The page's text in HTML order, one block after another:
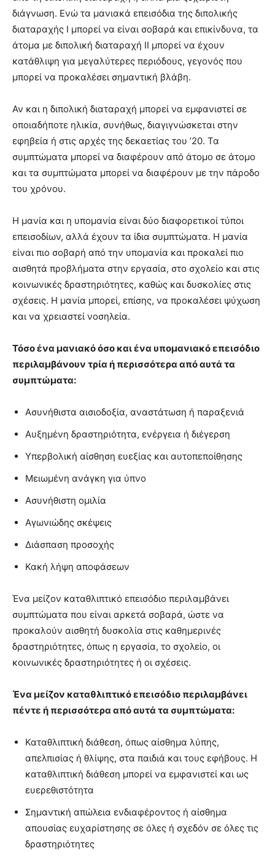
διάγνωση. Ενώ τα μανιακά επεισόδια της διπολικής
διαταραχής Ι μπορεί να είναι σοβαρά και επικίνδυνα, τα
άτομα με διπολική διαταραχή ΙΙ μπορεί να έχουν
κατάθλιψη για μεγαλύτερες περιόδους, γεγονός που
μπορεί να προκαλέσει σημαντική βλάβη.
Αν και η διπολική διαταραχή μπορεί να εμφανιστεί σε
οποιαδήποτε ηλικία, συνήθως, διαγιγνώσκεται στην
εφηβεία ή στις αρχές της δεκαετίας του ’20. Τα
συμπτώματα μπορεί να διαφέρουν από άτομο σε άτομο
και τα συμπτώματα μπορεί να διαφέρουν με την πάροδο
του χρόνου.
Η μανία και η υπομανία είναι δύο διαφορετικοί τύποι
επεισοδίων, αλλά έχουν τα ίδια συμπτώματα. Η μανία
είναι πιο σοβαρή από την υπομανία και προκαλεί πιο
αισθητά προβλήματα στην εργασία, στο σχολείο και στις
κοινωνικές δραστηριότητες, καθώς και δυσκολίες στις
σχέσεις. Η μανία μπορεί, επίσης, να προκαλέσει ψύχωση
και να χρειαστεί νοσηλεία.
Τόσο ένα μανιακό όσο και ένα υπομανιακό επεισόδιο
περιλαμβάνουν τρία ή περισσότερα από αυτά τα
συμπτώματα:
Ασυνήθιστα αισιοδοξία, αναστάτωση ή παραξενιά
Αυξημένη δραστηριότητα, ενέργεια ή διέγερση
Υπερβολική αίσθηση ευεξίας και αυτοπεποίθησης
Μειωμένη ανάγκη για ύπνο
Ασυνήθιστη ομιλία
Αγωνιώδης σκέψεις
Διάσπαση προσοχής
Κακή λήψη αποφάσεων
Ένα μείζον καταθλιπτικό επεισόδιο περιλαμβάνει
συμπτώματα που είναι αρκετά σοβαρά, ώστε να
προκαλούν αισθητή δυσκολία στις καθημερινές
δραστηριότητες, όπως η εργασία, το σχολείο, οι
κοινωνικές δραστηριότητες ή οι σχέσεις.
Ένα μείζον καταθλιπτικό επεισόδιο περιλαμβάνει
πέντε ή περισσότερα από αυτά τα συμπτώματα:
Καταθλιπτική διάθεση, όπως αίσθημα λύπης,
απελπισίας ή θλίψης, στα παιδιά και τους εφήβους. Η
καταθλιπτική διάθεση μπορεί να εμφανιστεί και ως
ευερεθιστότητα
Σημαντική απώλεια ενδιαφέροντος ή αίσθημα
απουσίας ευχαρίστησης σε όλες ή σχεδόν σε όλες τις
δραστηριότητες